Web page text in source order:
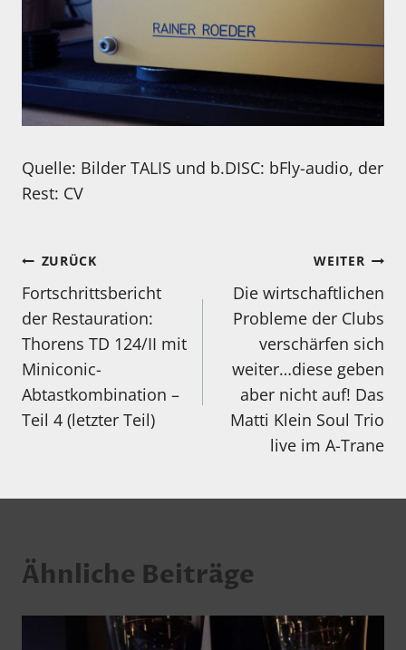
Quelle: Bilder TALIS und b.DISC: bFly-audio, der
Rest: CV
Beitragsnavigation
ZURÜCK
Fortschrittsbericht
der Restauration:
Thorens TD 124/II mit
Miniconic-
Abtastkombination –
Teil 4 (letzter Teil)
WEITER
Die wirtschaftlichen
Probleme der Clubs
verschärfen sich
weiter…diese geben
aber nicht auf! Das
Matti Klein Soul Trio
live im A-Trane
Ähnliche Beiträge